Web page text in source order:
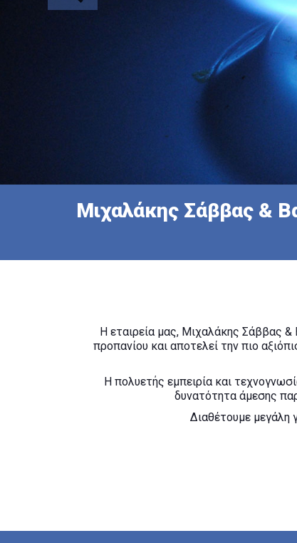
Μιχαλάκης Σάββας &
Η εταιρεία μας, Μιχαλάκης Σάββας &
προπανίου και αποτελεί την πιο
Η πολυετής εμπειρία και
δυνατότητα άμεσης
Διαθέτουμε μεγάλη